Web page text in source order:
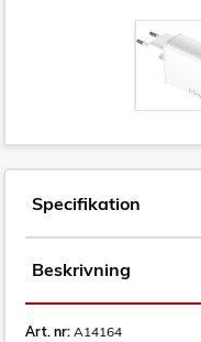
Specifikation
Beskrivning
Art. nr: A14164